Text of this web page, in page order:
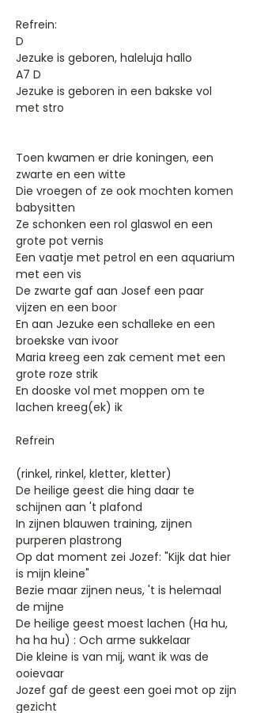
Refrein:
D
Jezuke is geboren, haleluja hallo
A7 D
Jezuke is geboren in een bakske vol
met stro
Toen kwamen er drie koningen, een
zwarte en een witte
Die vroegen of ze ook mochten komen
babysitten
Ze schonken een rol glaswol en een
grote pot vernis
Een vaatje met petrol en een aquarium
met een vis
De zwarte gaf aan Josef een paar
vijzen en een boor
En aan Jezuke een schalleke en een
broekske van ivoor
Maria kreeg een zak cement met een
grote roze strik
En dooske vol met moppen om te
lachen kreeg(ek) ik
Refrein
(rinkel, rinkel, kletter, kletter)
De heilige geest die hing daar te
schijnen aan 't plafond
In zijnen blauwen training, zijnen
purperen plastrong
Op dat moment zei Jozef: "Kijk dat hier
is mijn kleine"
Bezie maar zijnen neus, 't is helemaal
de mijne
De heilige geest moest lachen (Ha hu,
ha ha hu) : Och arme sukkelaar
Die kleine is van mij, want ik was de
ooievaar
Jozef gaf de geest een goei mot op zijn
gezicht